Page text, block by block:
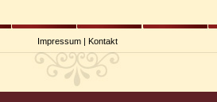
Impressum| Kontakt